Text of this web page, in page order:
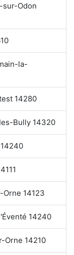
sur-Odon
la-
14280
Bully 14320
14123
14240
Orne 14210